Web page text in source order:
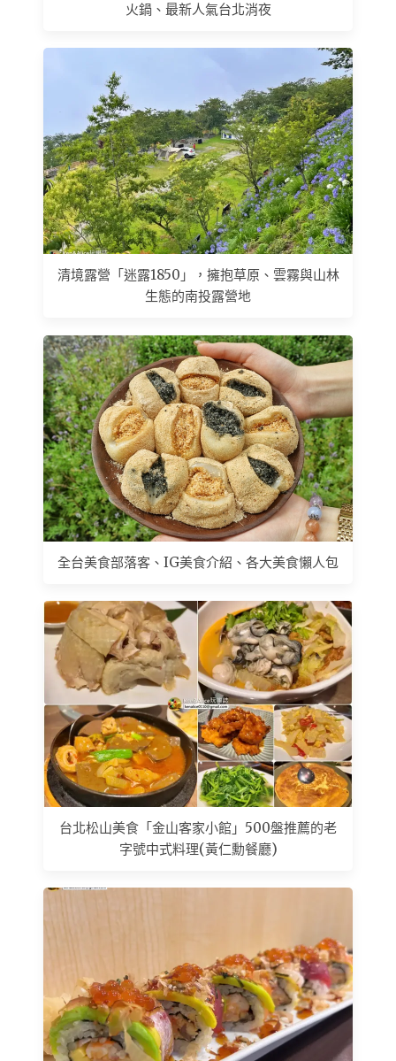
火鍋、最新人氣台北消夜
清境露營「迷露1850」，擁抱草原、雲霧與山林
生態的南投露營地
全台美食部落客、IG美食介紹、各大美食懶人包
台北松山美食「金山客家小館」500盤推薦的老
字號中式料理(黃仁勳餐廳)